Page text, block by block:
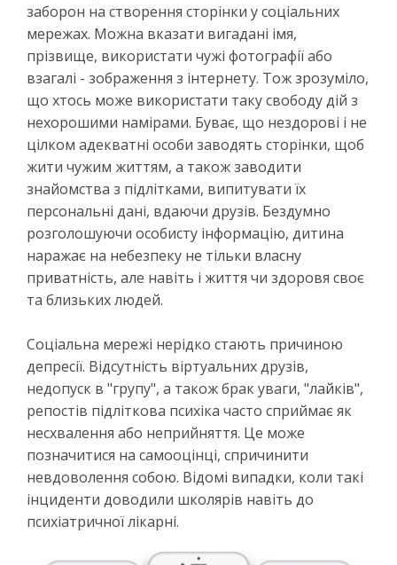
заборон на створення сторінки у соціальних
мережах. Можна вказати вигадані імя,
прізвище, використати чужі фотографії або
взагалі - зображення з інтернету. Тож зрозуміло,
що хтось може використати таку свободу дій з
нехорошими намірами. Буває, що нездорові і не
цілком адекватні особи заводять сторінки, щоб
жити чужим життям, а також заводити
знайомства з підлітками, випитувати їх
персональні дані, вдаючи друзів. Бездумно
розголошуючи особисту інформацію, дитина
наражає на небезпеку не тільки власну
приватність, але навіть і життя чи здоровя своє
та близьких людей.
Соціальна мережі нерідко стають причиною
депресії. Відсутність віртуальних друзів,
недопуск в "групу", а також брак уваги, "лайків",
репостів підліткова психіка часто сприймає як
несхвалення або неприйняття. Це може
позначитися на самооцінці, спричинити
невдоволення собою. Відомі випадки, коли такі
інциденти доводили школярів навіть до
психіатричної лікарні.